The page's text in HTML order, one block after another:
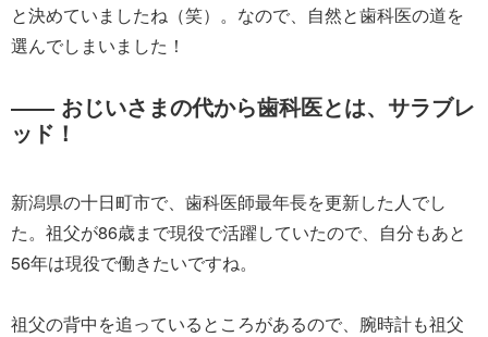
と決めていましたね（笑）。なので、自然と歯科医の道を
選んでしまいました！
―― おじいさまの代から歯科医とは、サラブレ
ッド！
新潟県の十日町市で、歯科医師最年長を更新した人でし
た。祖父が86歳まで現役で活躍していたので、自分もあと
56年は現役で働きたいですね。
祖父の背中を追っているところがあるので、腕時計も祖父